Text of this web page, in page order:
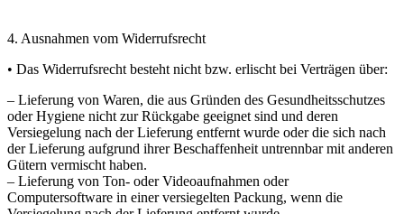
4. Ausnahmen vom Widerrufsrecht
• Das Widerrufsrecht besteht nicht bzw. erlischt bei Verträgen über:
– Lieferung von Waren, die aus Gründen des Gesundheitsschutzes
oder Hygiene nicht zur Rückgabe geeignet sind und deren
Versiegelung nach der Lieferung entfernt wurde oder die sich nach
der Lieferung aufgrund ihrer Beschaffenheit untrennbar mit anderen
Gütern vermischt haben.
– Lieferung von Ton- oder Videoaufnahmen oder
Computersoftware in einer versiegelten Packung, wenn die